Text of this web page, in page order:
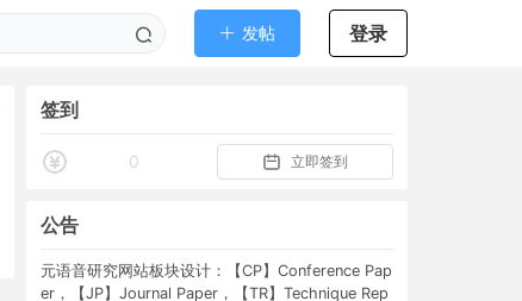
发帖 登录
签到
0 立即签到
公告
元语音研究网站板块设计：【CP】Conference Pap
er，【JP】Journal Paper，【TR】Technique Rep